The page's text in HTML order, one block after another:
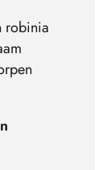
robinia